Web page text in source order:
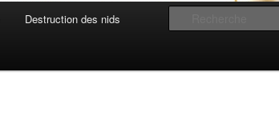
Destruction des nids